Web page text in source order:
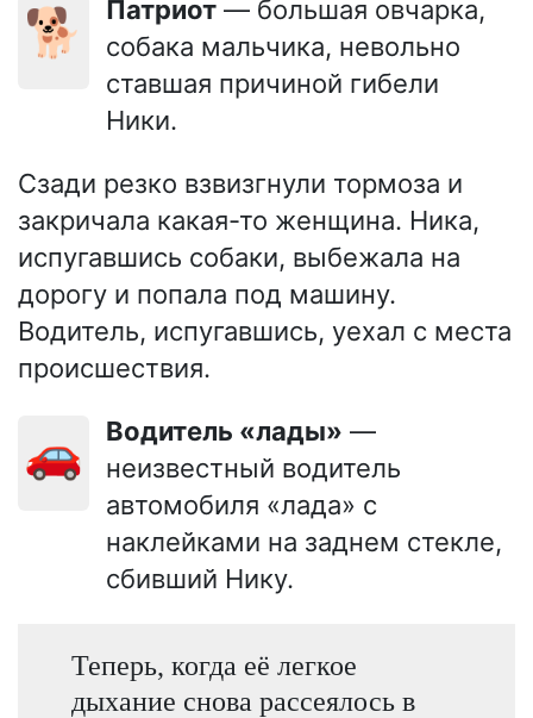
🐕 Патриот — большая овчарка,
собака мальчика, невольно
ставшая причиной гибели
Ники.
Сзади резко взвизгнули тормоза и
закричала какая-то женщина. Ника,
испугавшись собаки, выбежала на
дорогу и попала под машину.
Водитель, испугавшись, уехал с места
происшествия.
🚗 Водитель «лады» —
неизвестный водитель
автомобиля «лада» с
наклейками на заднем стекле,
сбивший Нику.
Теперь, когда её легкое
дыхание снова рассеялось в